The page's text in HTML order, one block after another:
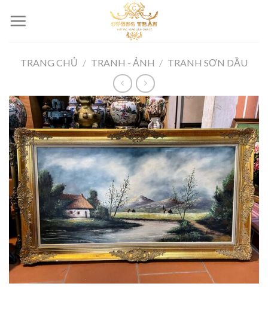
TRANG CHỦ / TRANH - ẢNH / TRANH SƠN DẦU